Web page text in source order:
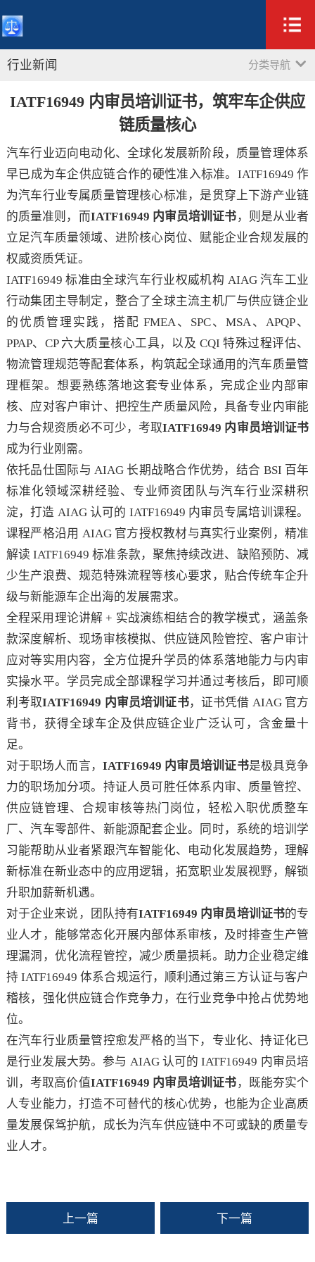
行业新闻 分类导航
IATF16949 内审员培训证书，筑牢车企供应
链质量核心
汽车行业迈向电动化、全球化发展新阶段，质量管理体系
早已成为车企供应链合作的硬性准入标准。IATF16949 作
为汽车行业专属质量管理核心标准，是贯穿上下游产业链
的质量准则，而IATF16949 内审员培训证书 ，则是从业者
立足汽车质量领域、进阶核心岗位、赋能企业合规发展的
权威资质凭证。
IATF16949 标准由全球汽车行业权威机构 AIAG 汽车工业
行动集团主导制定，整合了全球主流主机厂与供应链企业
的优质管理实践，搭配 FMEA、SPC、MSA、APQP、
PPAP、CP 六大质量核心工具，以及 CQI 特殊过程评估、
物流管理规范等配套体系，构筑起全球通用的汽车质量管
理框架。想要熟练落地这套专业体系，完成企业内部审
核、应对客户审计、把控生产质量风险，具备专业内审能
力与合规资质必不可少，考取IATF16949 内审员培训证书
成为行业刚需。
依托品仕国际与 AIAG 长期战略合作优势，结合 BSI 百年
标准化领域深耕经验、专业师资团队与汽车行业深耕积
淀，打造 AIAG 认可的 IATF16949 内审员专属培训课程。
课程严格沿用 AIAG 官方授权教材与真实行业案例，精准
解读 IATF16949 标准条款，聚焦持续改进、缺陷预防、减
少生产浪费、规范特殊流程等核心要求，贴合传统车企升
级与新能源车企出海的发展需求。
全程采用理论讲解 + 实战演练相结合的教学模式，涵盖条
款深度解析、现场审核模拟、供应链风险管控、客户审计
应对等实用内容，全方位提升学员的体系落地能力与内审
实操水平。学员完成全部课程学习并通过考核后，即可顺
利考取IATF16949 内审员培训证书，证书凭借 AIAG 官方
背书，获得全球车企及供应链企业广泛认可，含金量十
足。
对于职场人而言， IATF16949 内审员培训证书是极具竞争
力的职场加分项。持证人员可胜任体系内审、质量管控、
供应链管理、合规审核等热门岗位，轻松入职优质整车
厂、汽车零部件、新能源配套企业。同时，系统的培训学
习能帮助从业者紧跟汽车智能化、电动化发展趋势，理解
新标准在新业态中的应用逻辑，拓宽职业发展视野，解锁
升职加薪新机遇。
对于企业来说，团队持有IATF16949 内审员培训证书的专
业人才，能够常态化开展内部体系审核，及时排查生产管
理漏洞，优化流程管控，减少质量损耗。助力企业稳定维
持 IATF16949 体系合规运行，顺利通过第三方认证与客户
稽核，强化供应链合作竞争力，在行业竞争中抢占优势地
位。
在汽车行业质量管控愈发严格的当下，专业化、持证化已
是行业发展大势。参与 AIAG 认可的 IATF16949 内审员培
训，考取高价值IATF16949 内审员培训证书 ，既能夯实个
人专业能力，打造不可替代的核心优势，也能为企业高质
量发展保驾护航，成长为汽车供应链中不可或缺的质量专
业人才。
上一篇 下一篇